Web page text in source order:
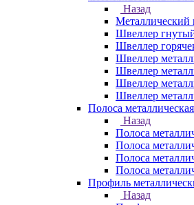
Назад
Металлический
Швеллер
Швеллер
Швеллер
Швеллер
Швеллер
Швеллер
Полоса металлическая
Назад
Полоса
Полоса
Полоса
Полоса
Профиль
Назад